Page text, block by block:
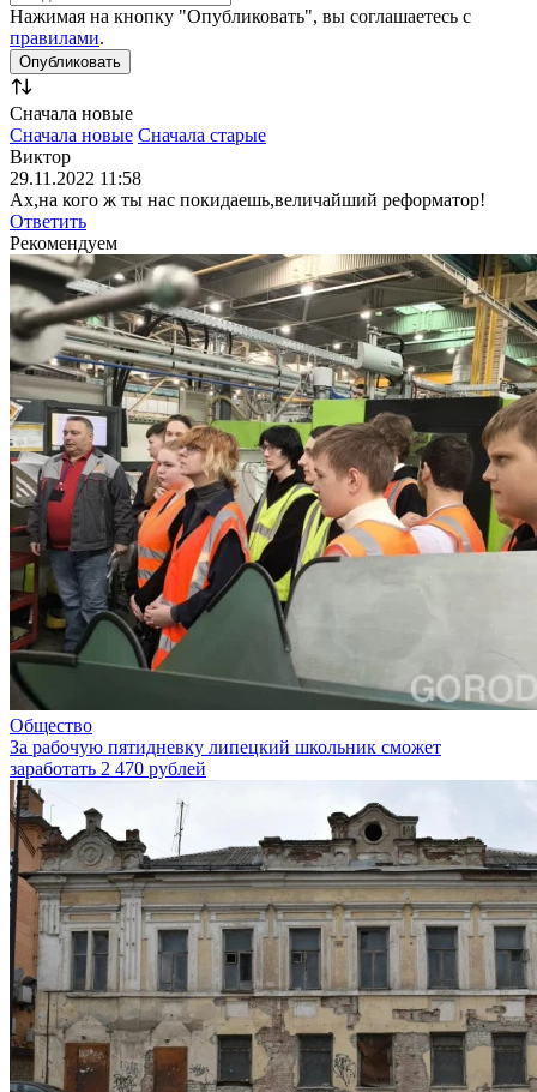
Нажимая на кнопку "Опубликовать", вы соглашаетесь с
правилами.
Сначала новые
Сначала новые Сначала старые
Виктор
29.11.2022 11:58
Ах,на кого ж ты нас покидаешь,величайший реформатор!
Ответить
Рекомендуем
Общество
За рабочую пятидневку липецкий школьник сможет
заработать 2 470 рублей